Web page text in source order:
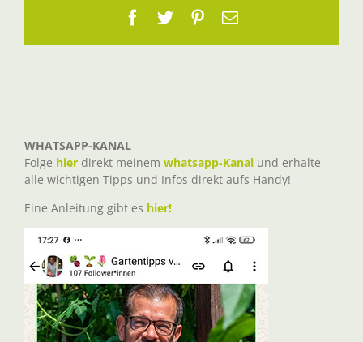
Facebook
TwitterPinterest
E-
WHATSAPP-KANAL
Folge hier direkt meinem whatsapp-Kanal und erhalte
alle wichtigen Tipps und Infos direkt aufs Handy!
Eine Anleitung gibt es hier!